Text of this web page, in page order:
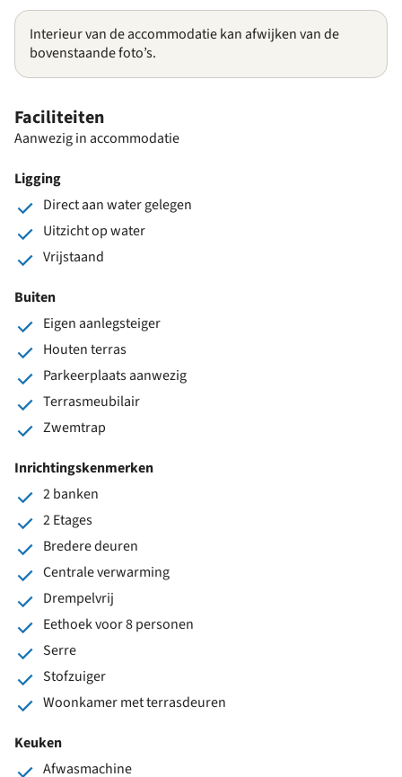
Interieur van de accommodatie kan afwijken van de
bovenstaande foto’s.
Faciliteiten
Aanwezig in accommodatie
Ligging
Direct aan water gelegen
Uitzicht op water
Vrijstaand
Buiten
Eigen aanlegsteiger
Houten terras
Parkeerplaats aanwezig
Terrasmeubilair
Zwemtrap
Inrichtingskenmerken
2 banken
2 Etages
Bredere deuren
Centrale verwarming
Drempelvrij
Eethoek voor 8 personen
Serre
Stofzuiger
Woonkamer met terrasdeuren
Keuken
Afwasmachine